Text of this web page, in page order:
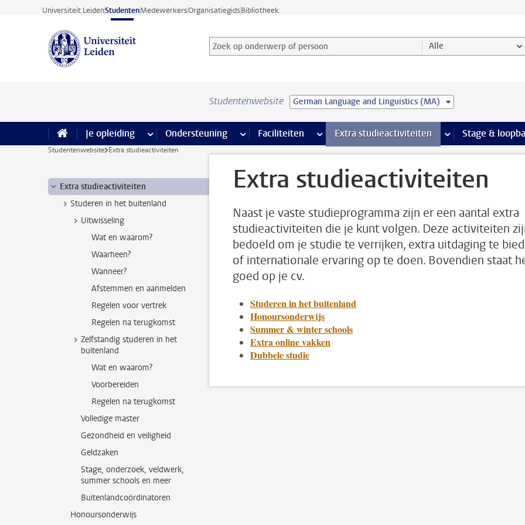
Ga direct naar de inhoud
Universiteit LeidenStudentenMedewerkersOrganisatiegidsBibliotheek
Zoek op onderwerp of persoon en selecteer categorie
Zoekterm Alle
Studentenwebsite German Language and Linguistics (MA)
Je opleiding meer Je opleiding pagina’s
Ondersteuning meer Ondersteuning pagina’s
Faciliteiten meer Faciliteiten pagina’s
Extra studieactiviteiten meer Extra
Stage &
Studentenwebsite Extra studieactiviteiten
Extra studieactiviteiten
Studeren in het buitenland
Uitwisseling
Wat en waarom?
Waarheen?
Wanneer?
Afstemmen en aanmelden
Regelen voor vertrek
Regelen na terugkomst
Zelfstandig studeren in het
buitenland
Wat en waarom?
Voorbereiden
Regelen na terugkomst
Volledige master
Gezondheid en veiligheid
Geldzaken
Stage, onderzoek, veldwerk,
summer schools en meer
Buitenlandcoördinatoren
Honoursonderwijs
Extra studieactiviteiten
Naast je vaste studieprogramma zijn er een aantal extra
studieactiviteiten die je kunt volgen. Deze activiteiten
bedoeld om je studie te verrijken, extra uitdaging te
of internationale ervaring op te doen. Bovendien staat
goed op je cv.
Studeren in het buitenland
Honoursonderwijs
Summer & winter schools
Extra online vakken
Dubbele studie